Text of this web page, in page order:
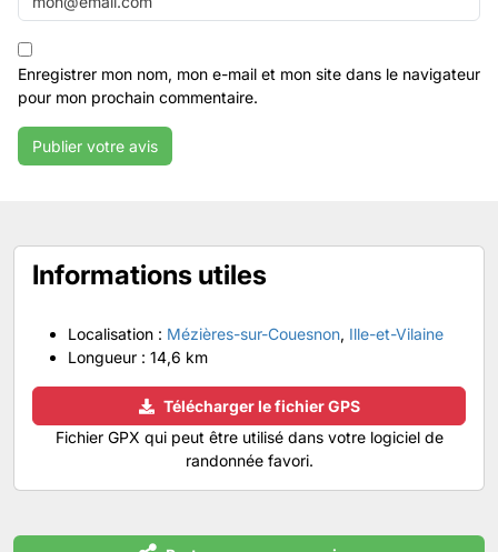
Enregistrer mon nom, mon e-mail et mon site dans le navigateur
pour mon prochain commentaire.
Informations utiles
Localisation : Mézières-sur-Couesnon, Ille-et-Vilaine
Longueur : 14,6 km
Télécharger le fichier GPS
Fichier GPX qui peut être utilisé dans votre logiciel de
randonnée favori.